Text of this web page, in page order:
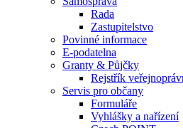
Rada
Zastupitelstvo
Povinné informace
E-podatelna
Granty & Půjčky
Rejstřík
Servis pro občany
Formuláře
Vyhlášky a nařízení